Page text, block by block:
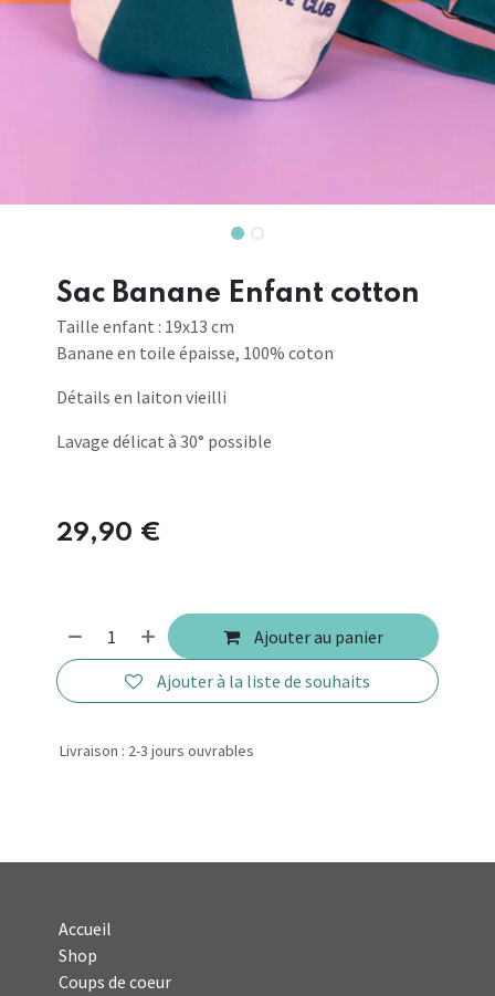
Sac Banane Enfant cotton
Taille enfant : 19x13 cm
Banane en toile épaisse, 100% coton
Détails en laiton vieilli
Lavage délicat à 30° possible
29,90 €
Ajouter au panier
Ajouter à la liste de souhaits
Livraison : 2-3 jours ouvrables
Accueil
Shop
Coups de coeur